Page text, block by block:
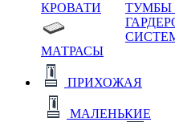
КРОВАТИ
МАТРАСЫ
ТУМБЫ
ПРИХОЖАЯ
МАЛЕНЬКИЕ